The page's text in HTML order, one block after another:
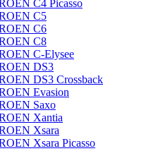
C4 Picasso
C5
C6
C8
C-Elysee
DS3
DS3 Crossback
Evasion
Saxo
Xantia
Xsara
Xsara Picasso